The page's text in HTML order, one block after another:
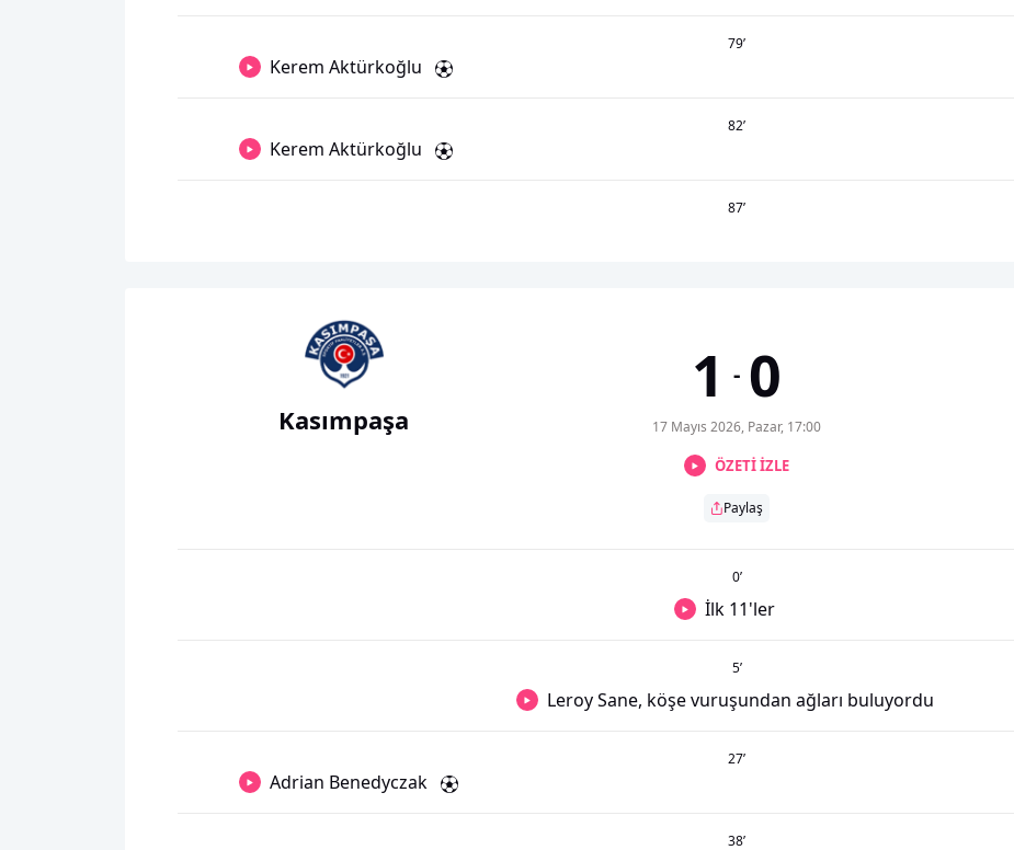
79’
Kerem Aktürkoğlu
82’
Kerem Aktürkoğlu
87’
Kasımpaşa
1 - 0
17 Mayıs 2026, Pazar, 17:00
ÖZETİ İZLE
Paylaş
0’
İlk 11'ler
5’
Leroy Sane, köşe vuruşundan ağları buluyordu
27’
Adrian Benedyczak
38’